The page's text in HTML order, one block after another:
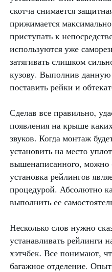
скотча снимается
прижимается
приступать к
используются уже
затягивать слишком
кузову. Выполнив данную
поставить рейки и
Сделав все правильно,
появления на крыше
звуков. Когда монтаж
установить на место
вышенаписанного, можно
установка рейлингов
процедурой. Абсолютно
выполнить ее
Несколько слов нужно
устанавливать рейлинги
хэтчбек. Все понимают,
багажное отделение.